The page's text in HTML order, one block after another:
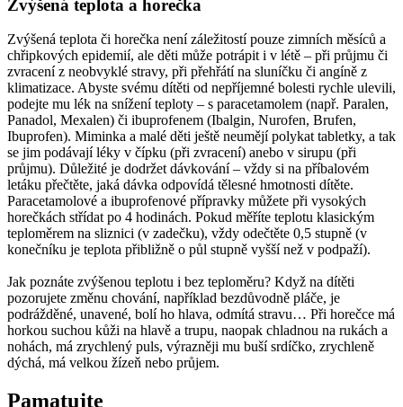
Zvýšená teplota a horečka
Zvýšená teplota či horečka není záležitostí pouze zimních měsíců a
chřipkových epidemií, ale děti může potrápit i v létě – při průjmu či
zvracení z neobvyklé stravy, při přehřátí na sluníčku či angíně z
klimatizace. Abyste svému dítěti od nepříjemné bolesti rychle ulevili,
podejte mu lék na snížení teploty – s paracetamolem (např. Paralen,
Panadol, Mexalen) či ibuprofenem (Ibalgin, Nurofen, Brufen,
Ibuprofen). Miminka a malé děti ještě neumějí polykat tabletky, a tak
se jim podávají léky v čípku (při zvracení) anebo v sirupu (při
průjmu). Důležité je dodržet dávkování – vždy si na příbalovém
letáku přečtěte, jaká dávka odpovídá tělesné hmotnosti dítěte.
Paracetamolové a ibuprofenové přípravky můžete při vysokých
horečkách střídat po 4 hodinách. Pokud měříte teplotu klasickým
teploměrem na sliznici (v zadečku), vždy odečtěte 0,5 stupně (v
konečníku je teplota přibližně o půl stupně vyšší než v podpaží).
Jak poznáte zvýšenou teplotu i bez teploměru? Když na dítěti
pozorujete změnu chování, například bezdůvodně pláče, je
podrážděné, unavené, bolí ho hlava, odmítá stravu… Při horečce má
horkou suchou kůži na hlavě a trupu, naopak chladnou na rukách a
nohách, má zrychlený puls, výrazněji mu buší srdíčko, zrychleně
dýchá, má velkou žízeň nebo průjem.
Pamatujte